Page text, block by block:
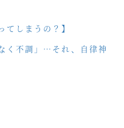
てしまうの？】
く不調」…それ、自律神